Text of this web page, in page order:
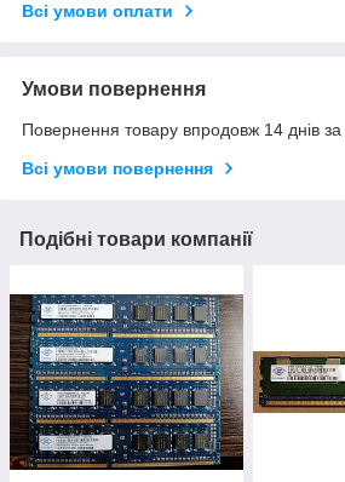
Всі умови оплати
Умови повернення
Повернення товару впродовж 14 днів
Всі умови повернення
Подібні товари компанії